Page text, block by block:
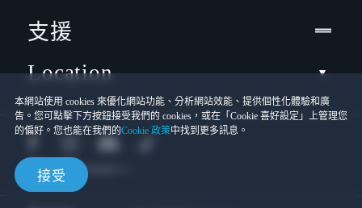
本網站使用 cookies 來優化網站功能、分析網站效能、提供個性化體驗和廣
告。您可點擊下方按鈕接受我們的 cookies，或在「Cookie 喜好設定」上管理您
的偏好。您也能在我們的Cookie 政策中找到更多訊息。
接受
支援
Location